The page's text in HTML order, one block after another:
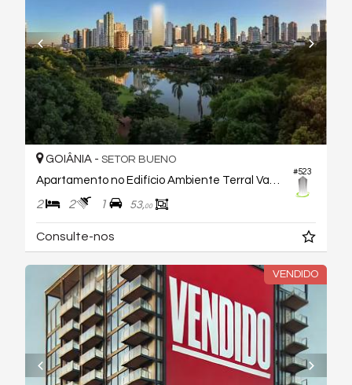
#523
GOIÂNIA - SETOR BUENO
2 2 1 53,00
Consulte-nos
VENDIDO